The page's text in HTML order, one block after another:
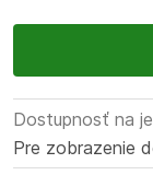
Dostupnosť na
Pre zobrazenie